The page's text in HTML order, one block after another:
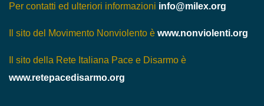
Per contatti ed ulteriori informazioni info@milex.org
Il sito del Movimento Nonviolento è www.nonviolenti.org
Il sito della Rete Italiana Pace e Disarmo è
www.retepacedisarmo.org